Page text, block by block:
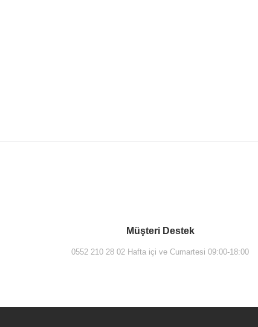
Müşteri Destek
0552 210 28 02 Hafta içi ve Cumartesi 09:00-18:00